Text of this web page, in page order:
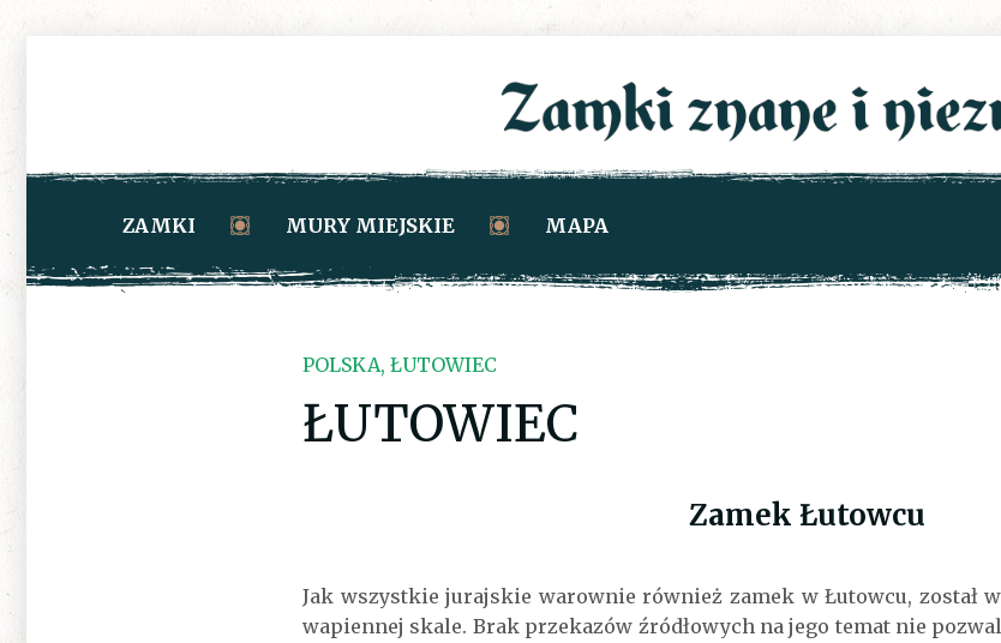
ZAMKI MURY MIEJSKIE MAPA
POLSKA, ŁUTOWIEC
ŁUTOWIEC
Zamek Łutowcu
Jak wszystkie jurajskie warownie również zamek w Łutowcu, został
wapiennej skale. Brak przekazów źródłowych na jego temat nie